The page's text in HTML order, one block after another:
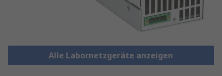
Alle Labornetzgeräte anzeigen